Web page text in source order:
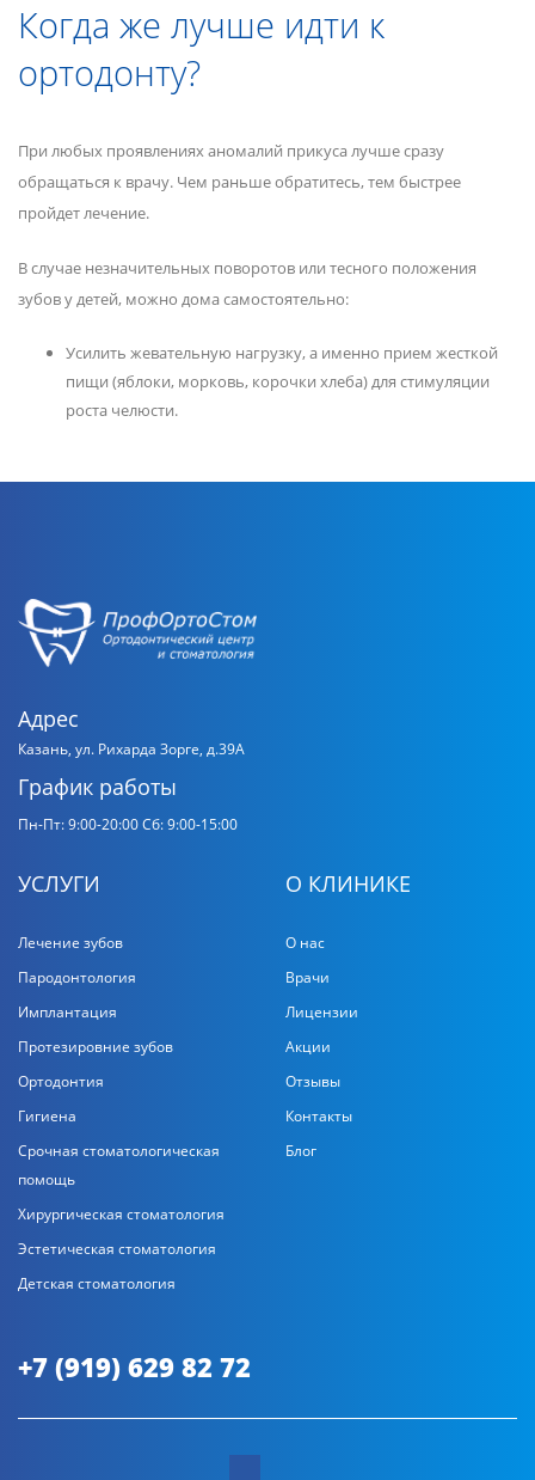
Когда же лучше идти к
ортодонту?
При любых проявлениях аномалий прикуса лучше сразу
обращаться к врачу. Чем раньше обратитесь, тем быстрее
пройдет лечение.
В случае незначительных поворотов или тесного положения
зубов у детей, можно дома самостоятельно:
Усилить жевательную нагрузку, а именно прием жесткой
пищи (яблоки, морковь, корочки хлеба) для стимуляции
роста челюсти.
Адрес
Казань, ул. Рихарда Зорге, д.39А
График работы
Пн-Пт: 9:00-20:00Сб: 9:00-15:00
УСЛУГИ
Лечение зубов
Пародонтология
Имплантация
Протезировние зубов
Ортодонтия
Гигиена
Срочная стоматологическая
помощь
Хирургическая стоматология
Эстетическая стоматология
Детская стоматология
О КЛИНИКЕ
О нас
Врачи
Лицензии
Акции
Отзывы
Контакты
Блог
+7 (919) 629 82 72